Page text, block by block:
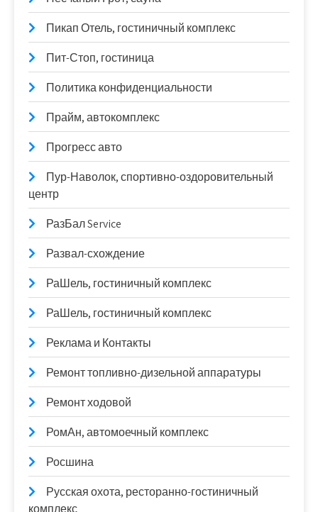
Пикап Отель, гостиничный комплекс
Пит-Стоп, гостиница
Политика конфиденциальности
Прайм, автокомплекс
Прогресс авто
Пур-Наволок, спортивно-оздоровительный
центр
РазБал Service
Развал-схождение
РаШель, гостиничный комплекс
РаШель, гостиничный комплекс
Реклама и Контакты
Ремонт топливно-дизельной аппаратуры
Ремонт ходовой
РомАн, автомоечный комплекс
Росшина
Русская охота, ресторанно-гостиничный
комплекс